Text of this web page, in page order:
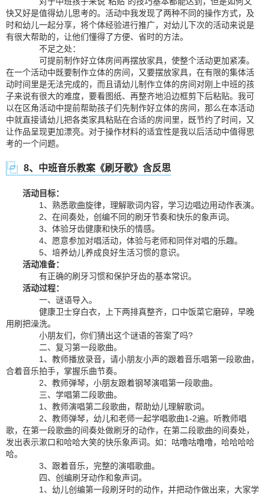
快又好是值得幼儿思考的。活动中我发现了两种不同的操作方式，及
时和幼儿一起分享，将个体经验进行推广，对幼儿下次的活动来说是
有很大帮助的，让他们懂得了方便、省时的方法。
不足之处：
可提前制作好立体房间再摆放家具，使整个活动更加紧凑。
在一个活动中既要制作立体的房间，又要摆放家具，在有限的集体活
动时间里是无法完成的，而且请幼儿制作立体的房间对刚上中班的孩
子来说有很大的难度，要看图纸、再整齐地沿边框剪下后粘贴。我可
以在区角活动中提前帮助孩子们先制作好立体的房间，那么在本活动
中就直接请幼儿把各类家具粘贴在合适的房间里，既节约了时间，又
让作品呈现更加漂亮。对于操作材料的适宜性是我以后活动中值得思
考的一个问题。
8、中班音乐教案《刷牙歌》含反思
活动目标：
1、熟悉歌曲旋律，理解歌词内容，学习边唱边用动作表演。
2、在间奏处，创编不同的刷牙节奏和快乐的象声词。
3、体验牙齿健康和快乐的情感。
4、愿意参加对唱活动，体验与老师和同伴对唱的乐趣。
5、培养幼儿养成良好生活习惯的意识。
活动准备：
有正确的刷牙习惯和保护牙齿的基本常识。
活动过程：
一、谜语导入。
健康卫士穿白衣，上下两排真整齐，口中饭菜它磨碎，早晚
用刷把澡洗。
小朋友们，你们猜出这个谜语的答案了吗?
二、复习第一段歌曲。
1、教师播放录音，请小朋友小声的跟着音乐唱第一段歌曲，
合着音乐拍手，掌握乐曲节奏。
2、教师弹琴，小朋友跟着钢琴演唱第一段歌曲。
三、学唱第二段歌曲。
1、教师演唱第二段歌曲，帮助幼儿理解歌词。
2、教师弹琴，幼儿和老师一起学唱歌曲1-2遍。听教师唱
歌，在第一段歌曲的间奏处做刷牙的动作，在第二段歌曲的间奏处，
发出表示漱口和哈哈大笑的快乐象声词。如：咕噜咕噜噜，哈哈哈哈
哈。
3、跟着音乐，完整的演唱歌曲。
四、创编刷牙动作和象声词。
1、幼儿创编第一段刷牙时的动作，并把动作做出来，大家学